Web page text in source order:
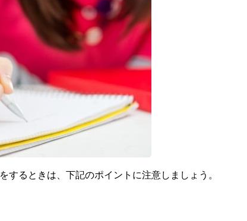
するときは、下記のポイントに注意しましょう。